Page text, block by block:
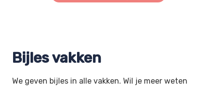
Bijles vakken
We geven bijles in alle vakken. Wil je meer weten